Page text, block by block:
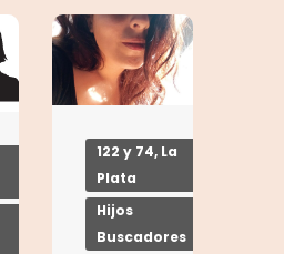
122 y 74, La
Plata
Hijos
Buscadores